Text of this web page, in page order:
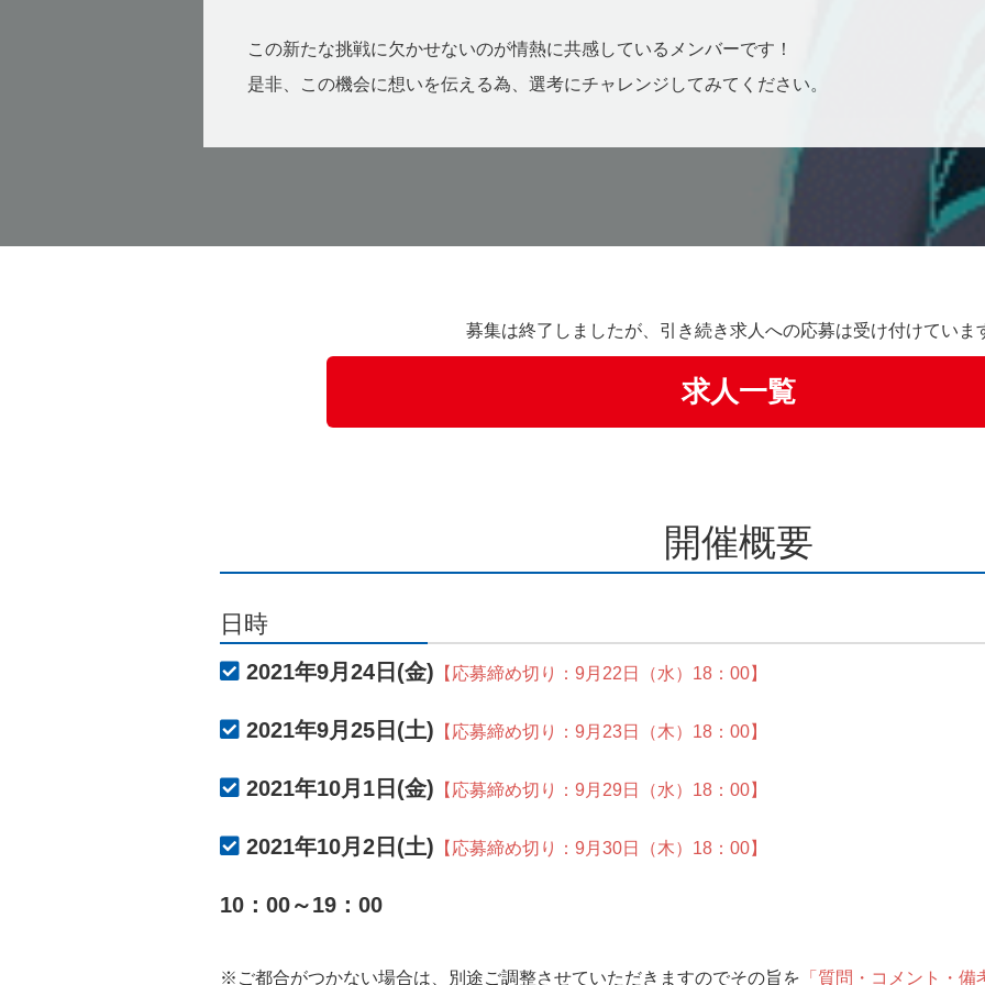
この新たな挑戦に欠かせないのが情熱に共感しているメンバーです！
是非、この機会に想いを伝える為、選考にチャレンジしてみてください。
募集は終了しましたが、引き続き求人への応募は受け付けていま
求人一覧
開催概要
日時
2021年9月24日(金) 【応募締め切り：9月22日（水）18：00】
2021年9月25日(土) 【応募締め切り：9月23日（木）18：00】
2021年10月1日(金) 【応募締め切り：9月29日（水）18：00】
2021年10月2日(土) 【応募締め切り：9月30日（木）18：00】
10：00～19：00
※ご都合がつかない場合は、別途ご調整させていただきますのでその旨を 「質問・コメント・備